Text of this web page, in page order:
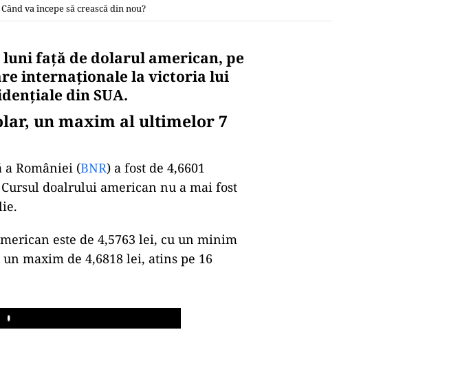
va începe să crească din nou?
faţă de dolarul american, pe
internaţionale la victoria lui
din SUA.
un maxim al ultimelor 7
a României (BNR) a fost de 4,6601
doalrului american nu a mai fost
este de 4,5763 lei, cu un minim
maxim de 4,6818 lei, atins pe 16
Play